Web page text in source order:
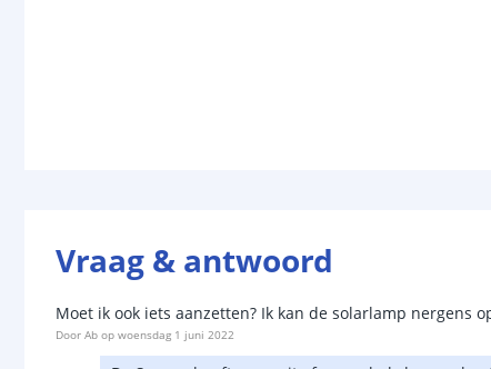
Vraag & antwoord
Moet ik ook iets aanzetten? Ik kan de solarlamp nergens
Door Ab op woensdag 1 juni 2022